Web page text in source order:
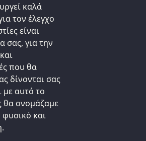
καλά
τον έλεγχο
είναι
σας, για την
που θα
δίνονται σας
με αυτό το
θα ονομάζαμε
φυσικό και